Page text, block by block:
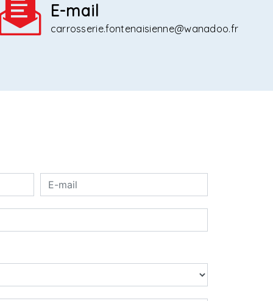
E-mail
carrosserie.fontenaisienne@wanadoo.fr